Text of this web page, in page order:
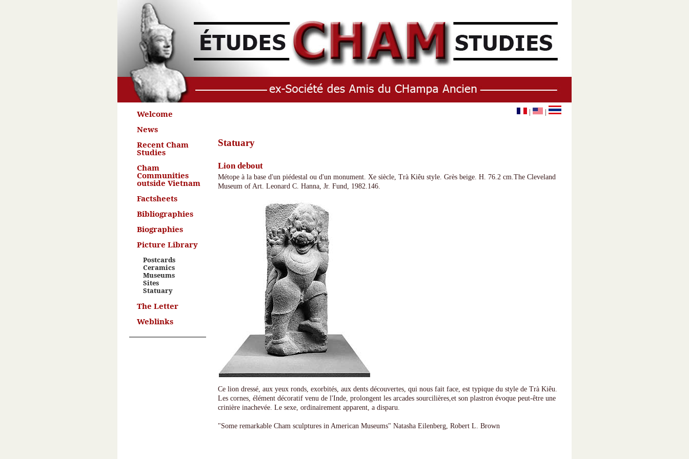
Welcome
News
Recent Cham
Studies
Cham
Communities
outside Vietnam
Factsheets
Bibliographies
Biographies
Picture Library
Postcards
Ceramics
Museums
Sites
Statuary
The Letter
Weblinks
Statuary
Lion debout
Métope à la base d'un piédestal ou d'un monument. Xe siècle, Trà Kiêu style. Grès beige. H. 76.2 cm.The Cleveland
Museum of Art. Leonard C. Hanna, Jr. Fund, 1982.146.
Ce lion dressé, aux yeux ronds, exorbités, aux dents découvertes, qui nous fait face, est typique du style de Trà Kiêu.
Les cornes, élément décoratif venu de l'Inde, prolongent les arcades sourcilières,et son plastron évoque peut-être une
crinière inachevée. Le sexe, ordinairement apparent, a disparu.
"Some remarkable Cham sculptures in American Museums" Natasha Eilenberg, Robert L. Brown